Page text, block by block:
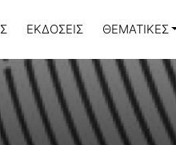
ΕΚΔΌΣΕΙΣ ΘΕΜΑΤΙΚΈΣ